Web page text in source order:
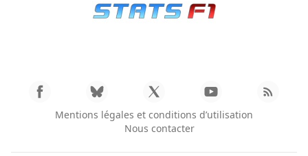
Mentions légales et conditions d’utilisation
Nous contacter